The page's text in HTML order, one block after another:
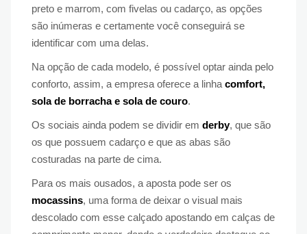
preto e marrom, com fivelas ou cadarço, as opções
são inúmeras e certamente você conseguirá se
identificar com uma delas.
Na opção de cada modelo, é possível optar ainda pelo
conforto, assim, a empresa oferece a linha comfort,
sola de borracha e sola de couro.
Os sociais ainda podem se dividir em derby, que são
os que possuem cadarço e que as abas são
costuradas na parte de cima.
Para os mais ousados, a aposta pode ser os
mocassins, uma forma de deixar o visual mais
descolado com esse calçado apostando em calças de